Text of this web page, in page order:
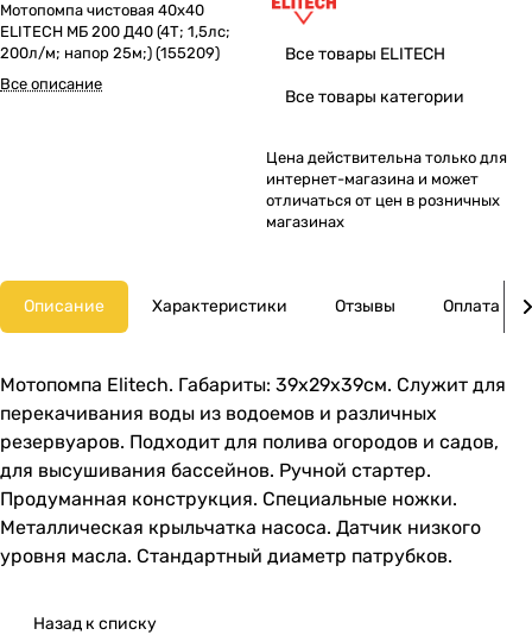
Мотопомпа чистовая 40х40
ELITECH МБ 200 Д40 (4Т; 1,5лс;
200л/м; напор 25м;) (155209)
Все описание
Все товары ELITECH
Все товары категории
Цена действительна только для
интернет-магазина и может
отличаться от цен в розничных
магазинах
Описание Характеристики Отзывы Оплата
Мотопомпа Elitech. Габариты: 39х29х39см. Служит для
перекачивания воды из водоемов и различных
резервуаров. Подходит для полива огородов и садов,
для высушивания бассейнов. Ручной стартер.
Продуманная конструкция. Специальные ножки.
Металлическая крыльчатка насоса. Датчик низкого
уровня масла. Стандартный диаметр патрубков.
Назад к списку